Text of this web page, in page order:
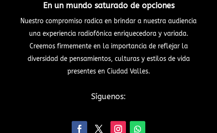
En un mundo saturado de opciones
Nuestro compromiso radica en brindar a nuestra audiencia
una experiencia radiofónica enriquecedora y variada.
Creemos firmemente en la importancia de reflejar la
diversidad de pensamientos, culturas y estilos de vida
presentes en Ciudad Valles.
Síguenos: